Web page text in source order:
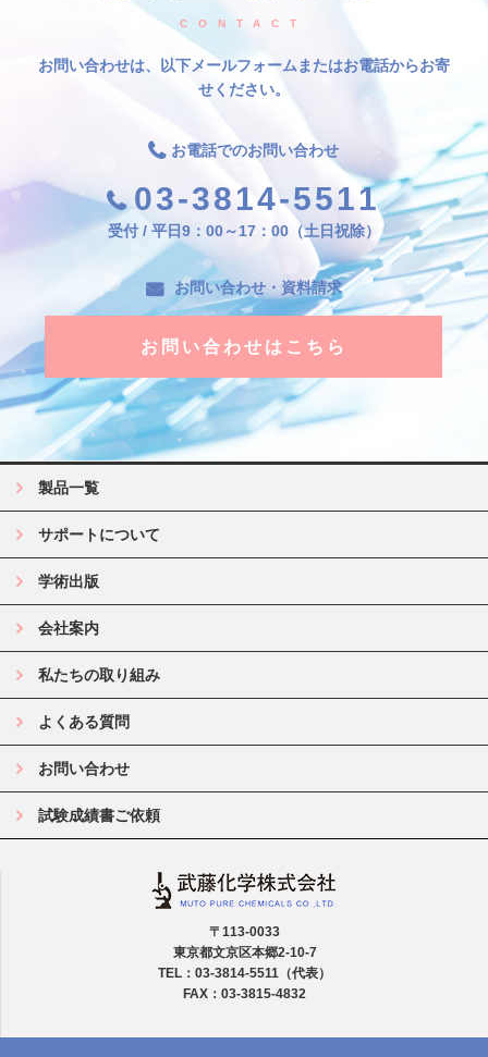
CONTACT
お問い合わせは、以下メールフォームまたはお電話からお寄
せください。
お電話でのお問い合わせ
03-3814-5511
受付 / 平日9：00～17：00（土日祝除）
お問い合わせ・資料請求
お問い合わせはこちら
製品一覧
サポートについて
学術出版
会社案内
私たちの取り組み
よくある質問
お問い合わせ
試験成績書ご依頼
〒113-0033
東京都文京区本郷2-10-7
TEL：03-3814-5511（代表）
FAX：03-3815-4832